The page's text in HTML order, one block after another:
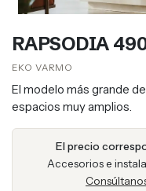
RAPSODIA
EKO VARMO​​
El modelo más grande
espacios muy amplios.
El precio
Accesorios e